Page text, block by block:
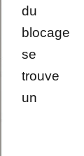
du
blocage
se
trouve
un